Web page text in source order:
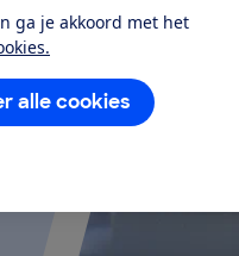
ga je akkoord met het
alle cookies